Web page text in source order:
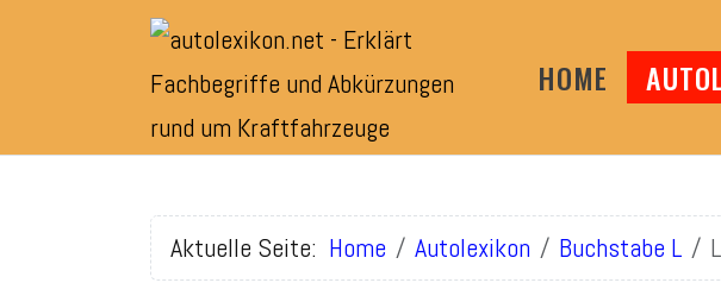
HOME
Aktuelle Seite: Home Autolexikon Buchstabe L